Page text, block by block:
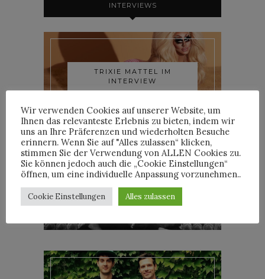
INTERVIEWS
TRIXIE MATTEL IM
INTERVIEW
YOANN LEMOINE AKA
WOODKID IM INTERVIEW
Wir verwenden Cookies auf unserer Website, um
Ihnen das relevanteste Erlebnis zu bieten, indem wir
uns an Ihre Präferenzen und wiederholten Besuche
erinnern. Wenn Sie auf "Alles zulassen“ klicken,
stimmen Sie der Verwendung von ALLEN Cookies zu.
Sie können jedoch auch die „Cookie Einstellungen“
öffnen, um eine individuelle Anpassung vorzunehmen..
Cookie Einstellungen Alles zulassen